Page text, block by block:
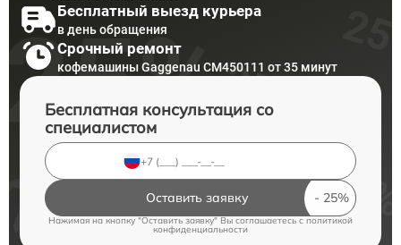
Бесплатный выезд курьера
в день обращения
Срочный ремонт
кофемашины Gaggenau CM450111 от 35 минут
Бесплатная консультация со
специалистом
Оставить заявку
Нажимая на кнопку "Оставить заявку" Вы соглашаетесь c политикой
конфиденциальности